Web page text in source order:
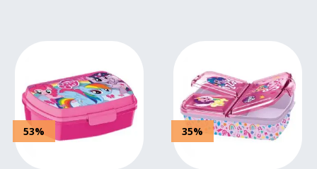
53% 35%